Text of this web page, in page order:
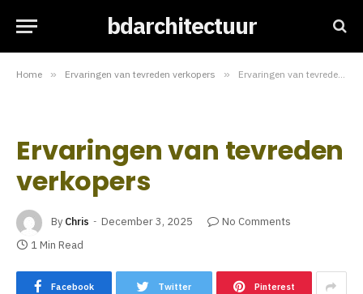
bdarchitectuur
Home » Ervaringen van tevreden verkopers » Ervaringen van tevreden verkopers
Ervaringen van tevreden
verkopers
By Chris December 3, 2025
No Comments
1 Min Read
Facebook Twitter Pinterest